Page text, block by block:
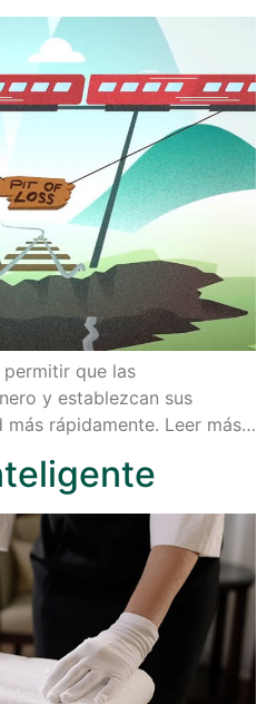
permitir que las
y establezcan sus
rápidamente. Leer más…